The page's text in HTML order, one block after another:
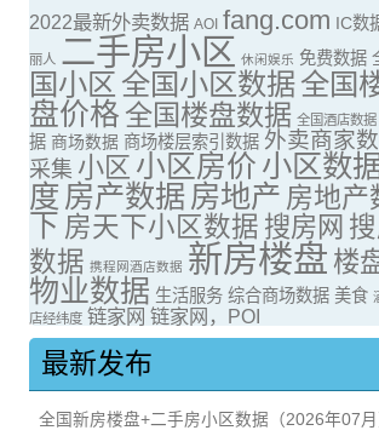
2022最新外卖数据 AOI fang.com IC数
丽人 二手房小区 休闲娱乐 免费数据
国小区 全国小区数据全国
盘价格 全国楼盘数据 全国酒店数据
据 商场数据 商场楼层索引数据 外卖商家
采集 小区 小区房价 小区数
度 房产数据 房地产 房地产
下 房天下小区数据 搜房网
数据 携程网酒店数据 新房楼盘 楼
物业数据 生活服务 综合商场数据 美食
店经纬度 链家网 链家网，POI
最新发布
全国新房楼盘+二手房小区数据（2026年07月